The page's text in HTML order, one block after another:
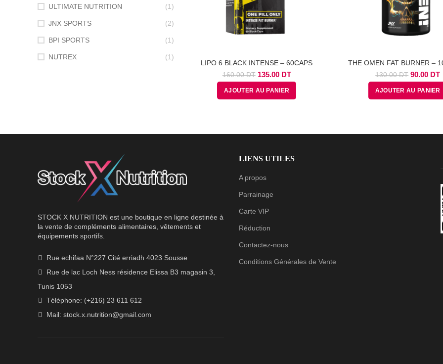
ULTIMATE NUTRITION (1)
JNX SPORTS (2)
BPI SPORTS (1)
NUTREX (1)
LIPO 6 BLACK INTENSE – 60CAPS
160.00DT Le
prix
initial
était :
135.00DTLe
prix
est :
AJOUTER AU PANIER
THE OMEN FAT BURNER –
130.00DT Le
prix
initial
était :
90.00 DTLe
AJOUTER AU PANIER
STOCK X NUTRITION est une boutique en ligne destinée à
la vente de compléments alimentaires, vêtements et
équipements sportifs.
Rue echifaa N°227 Cité erriadh 4023 Sousse
Rue de lac Loch Ness résidence Elissa B3 magasin 3,
Tunis 1053
Téléphone: (+216) 23 611 612
Mail: stock.x.nutrition@gmail.com
LIENS UTILES
A propos
Parrainage
Carte VIP
Réduction
Contactez-nous
Conditions Générales de Vente